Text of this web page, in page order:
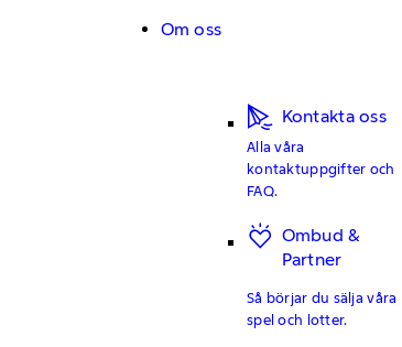
Om oss
Kontakta oss
Alla våra
kontaktuppgifter och
FAQ.
Ombud &
Partner
Så börjar du sälja våra
spel och lotter.